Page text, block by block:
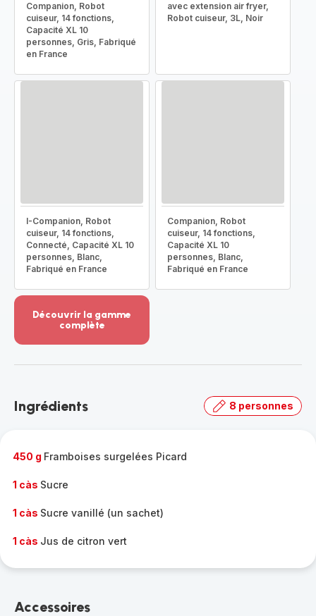
Companion, Robot
cuiseur, 14 fonctions,
Capacité XL 10
personnes, Gris, Fabriqué
en France
avec extension air fryer,
Robot cuiseur, 3L, Noir
I-Companion, Robot
cuiseur, 14 fonctions,
Connecté, Capacité XL 10
personnes, Blanc,
Fabriqué en France
Companion, Robot
cuiseur, 14 fonctions,
Capacité XL 10
personnes, Blanc,
Fabriqué en France
Découvrir la gamme
complète
-
gamme
Ingrédients 8 personnes
450 g Framboises surgelées Picard
1 càs Sucre
1 càs Sucre vanillé (un sachet)
1 càs Jus de citron vert
Accessoires